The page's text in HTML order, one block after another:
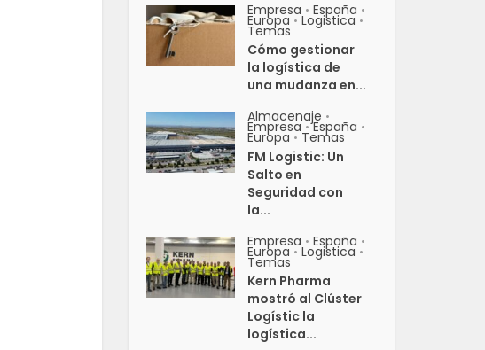
Empresa • España •
Europa • Logistica •
Temas
Cómo gestionar
la logística de
una mudanza en...
Almacenaje •
Empresa • España •
Europa • Temas
FM Logistic: Un
Salto en
Seguridad con
la...
Empresa • España •
Europa • Logistica •
Temas
Kern Pharma
mostró al Clúster
Logístic la
logística...